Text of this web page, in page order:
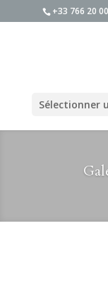
+33 766 20
Sélectionner